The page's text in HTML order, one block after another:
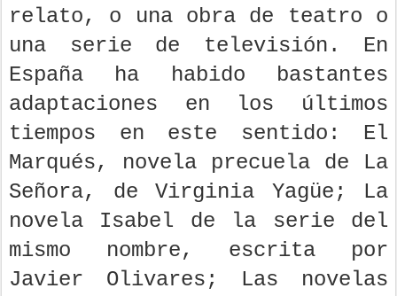
relato, o una obra de teatro o
una serie de televisión. En
España ha habido bastantes
adaptaciones en los últimos
tiempos en este sentido: El
Marqués, novela precuela de La
Señora, de Virginia Yagüe; La
novela Isabel de la serie del
mismo nombre, escrita por
Javier Olivares; Las novelas